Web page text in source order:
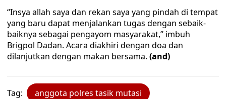
“Insya allah saya dan rekan saya yang pindah di tempat
yang baru dapat menjalankan tugas dengan sebaik-
baiknya sebagai pengayom masyarakat,” imbuh
Brigpol Dadan. Acara diakhiri dengan doa dan
dilanjutkan dengan makan bersama. (and)
Tag: anggota polres tasik mutasi